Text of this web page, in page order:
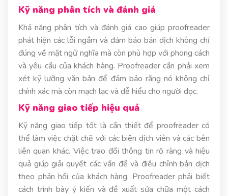
Kỹ năng phân tích và đánh giá
Khả năng phân tích và đánh giá cao giúp proofreader
phát hiện các lỗi ngầm và đảm bảo bản dịch không chỉ
đúng về mặt ngữ nghĩa mà còn phù hợp với phong cách
và yêu cầu của khách hàng. Proofreader cần phải xem
xét kỹ lưỡng văn bản để đảm bảo rằng nó không chỉ
chính xác mà còn mạch lạc và dễ hiểu cho người đọc.
Kỹ năng giao tiếp hiệu quả
Kỹ năng giao tiếp tốt là cần thiết để proofreader có
thể làm việc chặt chẽ với các biên dịch viên và các bên
liên quan khác. Việc trao đổi thông tin rõ ràng và hiệu
quả giúp giải quyết các vấn đề và điều chỉnh bản dịch
theo phản hồi của khách hàng. Proofreader phải biết
cách trình bày ý kiến và đề xuất sửa chữa một cách